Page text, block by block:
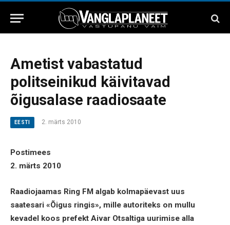
Ametist vabastatud
politseinikud käivitavad
õigusalase raadiosaate
EESTI 2. märts 2010
Postimees
2. märts 2010
Raadiojaamas Ring FM algab kolmapäevast uus
saatesari «Õigus ringis», mille autoriteks on mullu
kevadel koos prefekt Aivar Otsaltiga uurimise alla